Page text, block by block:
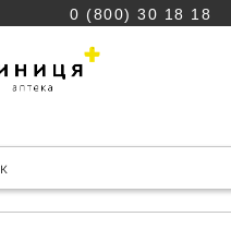
0 (800) 30 18 18